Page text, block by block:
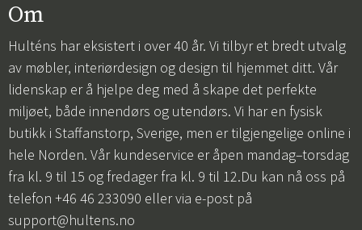
Om
Hulténs har eksistert i over 40 år. Vi tilbyr et bredt utvalg
av møbler, interiørdesign og design til hjemmet ditt. Vår
lidenskap er å hjelpe deg med å skape det perfekte
miljøet, både innendørs og utendørs. Vi har en fysisk
butikk i Staffanstorp, Sverige, men er tilgjengelige online i
hele Norden. Vår kundeservice er åpen mandag–torsdag
fra kl. 9 til 15 og fredager fra kl. 9 til 12.Du kan nå oss på
telefon +46 46 233090 eller via e-post på
support@hultens.no